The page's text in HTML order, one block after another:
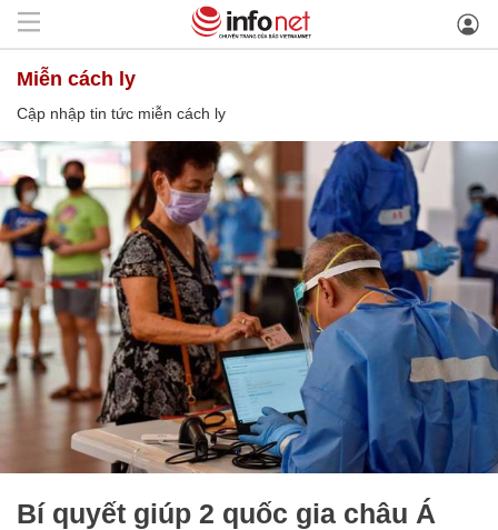
miễn cách ly
Cập nhập tin tức miễn cách ly
Bí quyết giúp 2 quốc gia châu Á